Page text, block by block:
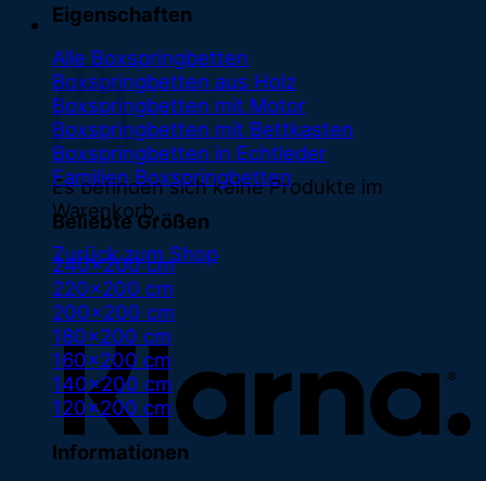
0,00€
Warenkorb
Es befinden sich keine Produkte im
Warenkorb.
Zurück zum Shop
Eigenschaften
Alle Boxspringbetten
Boxspringbetten aus Holz
Boxspringbetten mit Motor
Boxspringbetten mit Bettkasten
Boxspringbetten in Echtleder
Familien Boxspringbetten
Beliebte Größen
240x200 cm
220x200 cm
200x200 cm
180x200 cm
160x200 cm
140x200 cm
120x200 cm
Informationen